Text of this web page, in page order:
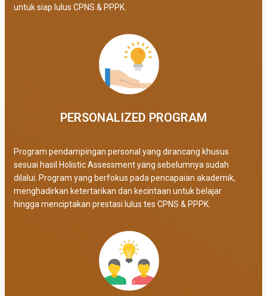
untuk siap lulus CPNS & PPPK.
PERSONALIZED PROGRAM​
Program pendampingan personal yang dirancang khusus
sesuai hasil Holistic Assessment yang sebelumnya sudah
dilalui. Program yang berfokus pada pencapaian akademik,
menghadirkan ketertarikan dan kecintaan untuk belajar
hingga menciptakan prestasi lulus tes CPNS & PPPK.